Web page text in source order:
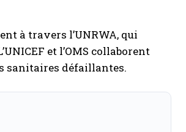
à travers l’UNRWA, qui
et l’OMS collaborent
sanitaires défaillantes.